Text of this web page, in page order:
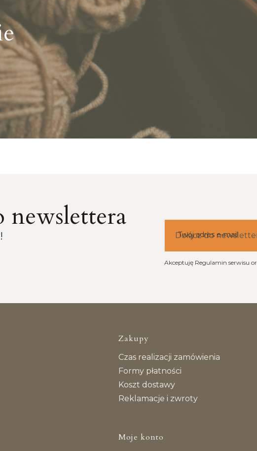
newslettera
Twój adres e-mail
Dołącz do
Akceptuję Regulamin serwisu
Linki w stopce
Zakupy
Czas realizacji zamówienia
Formy płatności
Koszt dostawy
Reklamacje i zwroty
Moje konto